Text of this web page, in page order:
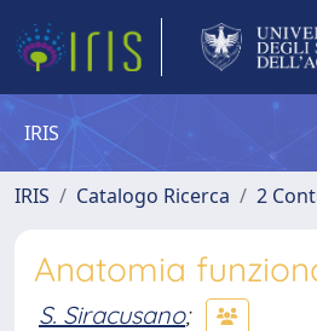
IRIS
IRIS Catalogo Ricerca 2
Anatomia
S. Siracusano;